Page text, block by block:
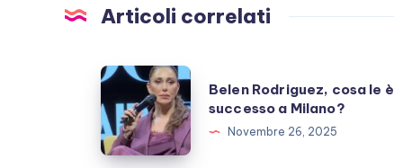
Articoli correlati
Belen
Rodriguez,
cosa
le
Belen Rodriguez, cosa le è
successo a Milano?
Novembre 26, 2025